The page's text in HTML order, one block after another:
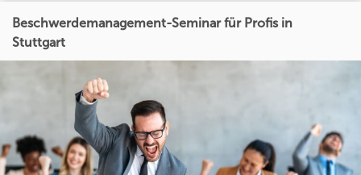
Beschwerdemanagement-Seminar für Profis in
Stuttgart